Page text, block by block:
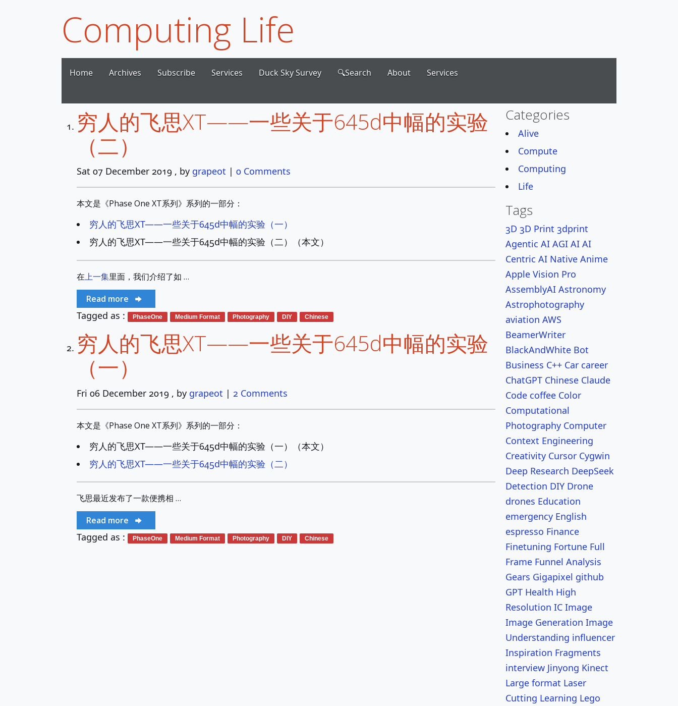
Computing Life
Home Archives Subscribe Services Duck Sky Survey 🔍Search About Services
穷人的飞思XT——一些关于645d中幅的实验
（二）
Sat 07 December 2019 , by grapeot | 0 Comments
本文是《Phase One XT系列》系列的一部分：
穷人的飞思XT——一些关于645d中幅的实验（一）
穷人的飞思XT——一些关于645d中幅的实验（二）（本文）
在上一集里面，我们介绍了如 …
Read more
Tagged as : PhaseOne Medium Format Photography DIY Chinese
穷人的飞思XT——一些关于645d中幅的实验
（一）
Fri 06 December 2019 , by grapeot | 2 Comments
本文是《Phase One XT系列》系列的一部分：
穷人的飞思XT——一些关于645d中幅的实验（一）（本文）
穷人的飞思XT——一些关于645d中幅的实验（二）
飞思最近发布了一款便携相 …
Read more
Tagged as : PhaseOne Medium Format Photography DIY Chinese
Categories
Alive
Compute
Computing
Life
Tags
3D 3D Print 3dprint
Agentic AI AGI AI AI
Centric AI Native Anime
Apple Vision Pro
AssemblyAI Astronomy
Astrophotography
aviation AWS
BeamerWriter
BlackAndWhite Bot
Business C++ Car career
ChatGPT Chinese Claude
Code coffee Color
Computational
Photography Computer
Context Engineering
Creativity Cursor Cygwin
Deep Research DeepSeek
Detection DIY Drone
drones Education
emergency English
espresso Finance
Finetuning Fortune Full
Frame Funnel Analysis
Gears Gigapixel github
GPT Health High
Resolution IC Image
Image Generation Image
Understanding influencer
Inspiration Fragments
interview Jinyong Kinect
Large format Laser
Cutting Learning Lego